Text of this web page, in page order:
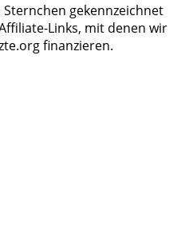
gekennzeichnet
Links, mit denen wir
finanzieren.